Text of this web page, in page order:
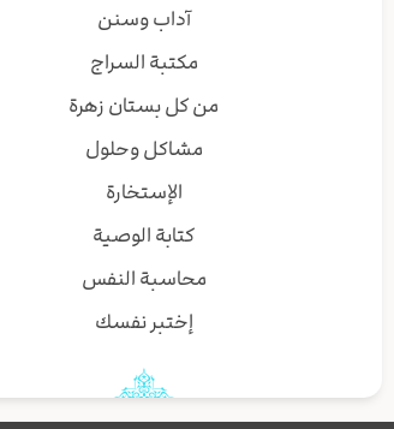
آداب وسنن
مكتبة السراج
من كل بستان زهرة
مشاكل وحلول
الإستخارة
كتابة الوصية
محاسبة النفس
إختبر نفسك